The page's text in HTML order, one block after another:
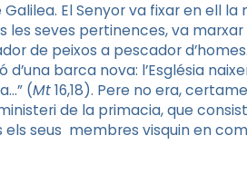
El Senyor va fixar en ell la
les seves pertinences, va
de peixos a pescador
barca nova: l’Església
(Mt16,18). Pere no era,
de la primacia, que
seus membres visquin en